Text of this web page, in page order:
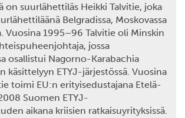
on suurlähettiläs Heikki Talvitie, joka
Belgradissa, Moskovassa
Vuosina 1995–96 Talvitie oli Minskin
jossa
osallistui Nagorno-Karabachia
käsittelyyn ETYJ-järjestössä. Vuosina
toimi EU:n erityisedustajana Etelä-
Suomen ETYJ-
aikana kriisien ratkaisuyrityksissä.